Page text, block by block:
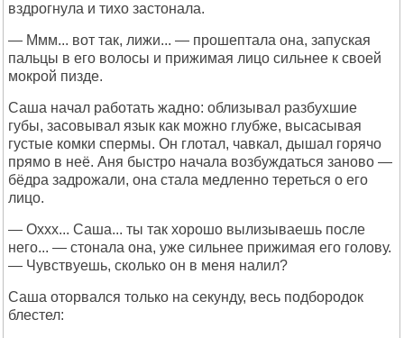
вздрогнула и тихо застонала.
— Ммм... вот так, лижи... — прошептала она, запуская
пальцы в его волосы и прижимая лицо сильнее к своей
мокрой пизде.
Саша начал работать жадно: облизывал разбухшие
губы, засовывал язык как можно глубже, высасывая
густые комки спермы. Он глотал, чавкал, дышал горячо
прямо в неё. Аня быстро начала возбуждаться заново —
бёдра задрожали, она стала медленно тереться о его
лицо.
— Оххх... Саша... ты так хорошо вылизываешь после
него... — стонала она, уже сильнее прижимая его голову.
— Чувствуешь, сколько он в меня налил?
Саша оторвался только на секунду, весь подбородок
блестел: